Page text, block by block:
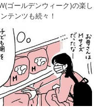
ゴールデンウィーク)の楽し
テンツも続々！